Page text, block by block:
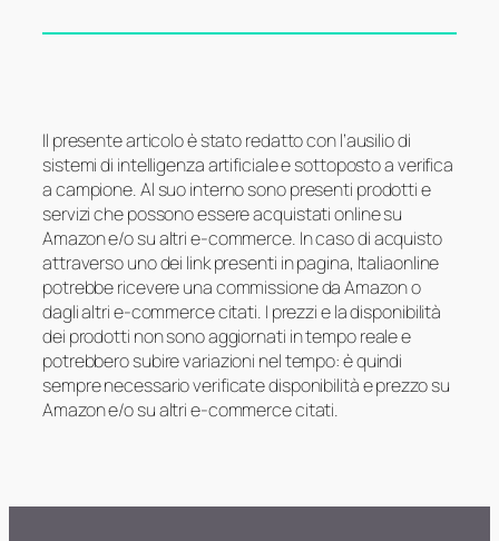
Il presente articolo è stato redatto con l’ausilio di
sistemi di intelligenza artificiale e sottoposto a verifica
a campione. Al suo interno sono presenti prodotti e
servizi che possono essere acquistati online su
Amazon e/o su altri e-commerce. In caso di acquisto
attraverso uno dei link presenti in pagina, Italiaonline
potrebbe ricevere una commissione da Amazon o
dagli altri e-commerce citati. I prezzi e la disponibilità
dei prodotti non sono aggiornati in tempo reale e
potrebbero subire variazioni nel tempo: è quindi
sempre necessario verificate disponibilità e prezzo su
Amazon e/o su altri e-commerce citati.